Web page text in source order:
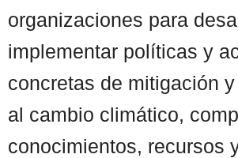
organizaciones para
implementar políticas y
concretas de mitigación
al cambio climático,
conocimientos, recursos